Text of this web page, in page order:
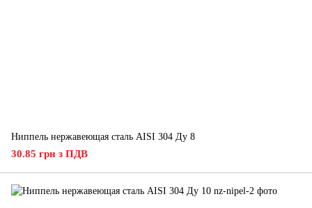
Ниппель нержавеющая сталь AISI 304 Ду 8
30.85 грн з ПДВ